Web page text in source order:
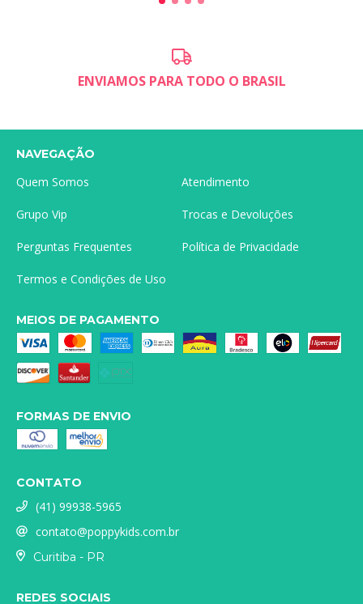
ENVIAMOS PARA TODO O BRASIL
NAVEGAÇÃO
Quem Somos Atendimento
Grupo Vip Trocas e Devoluções
Perguntas Frequentes Política de Privacidade
Termos e Condições de Uso
MEIOS DE PAGAMENTO
FORMAS DE ENVIO
CONTATO
(41) 99938-5965
contato@poppykids.com.br
Curitiba - PR
REDES SOCIAIS